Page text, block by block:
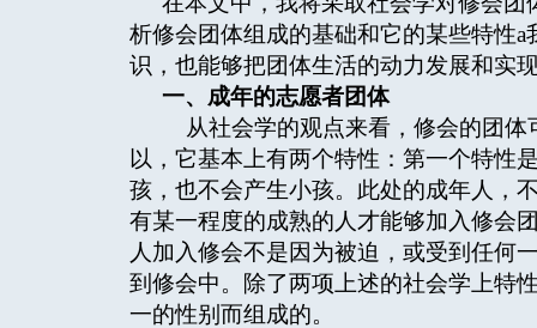
析修会团体组成的基础和它的某些特性
识，也能够把团体生活的动力发展和实
一、成年的志愿者团体
从社会学的观点来看，修会的团体
以，它基本上有两个特性：第一个特性
孩，也不会产生小孩。此处的成年人，
有某一程度的成熟的人才能够加入修会
人加入修会不是因为被迫，或受到任何
到修会中。除了两项上述的社会学上特
一的性别而组成的。